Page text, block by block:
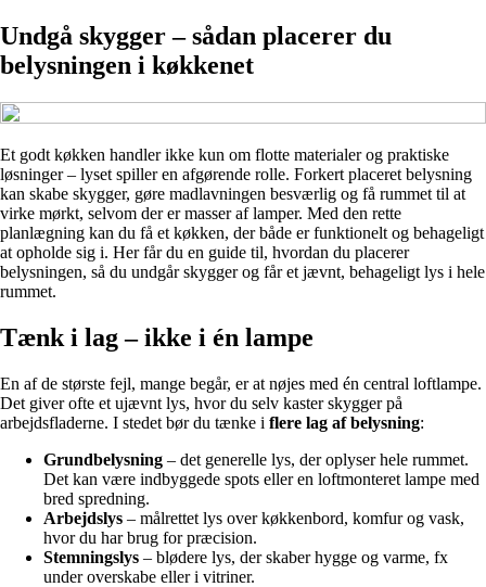
Undgå skygger – sådan placerer du
belysningen i køkkenet
Et godt køkken handler ikke kun om flotte materialer og praktiske
løsninger – lyset spiller en afgørende rolle. Forkert placeret belysning
kan skabe skygger, gøre madlavningen besværlig og få rummet til at
virke mørkt, selvom der er masser af lamper. Med den rette
planlægning kan du få et køkken, der både er funktionelt og behageligt
at opholde sig i. Her får du en guide til, hvordan du placerer
belysningen, så du undgår skygger og får et jævnt, behageligt lys i hele
rummet.
Tænk i lag – ikke i én lampe
En af de største fejl, mange begår, er at nøjes med én central loftlampe.
Det giver ofte et ujævnt lys, hvor du selv kaster skygger på
arbejdsfladerne. I stedet bør du tænke i flere lag af belysning:
Grundbelysning – det generelle lys, der oplyser hele rummet.
Det kan være indbyggede spots eller en loftmonteret lampe med
bred spredning.
Arbejdslys – målrettet lys over køkkenbord, komfur og vask,
hvor du har brug for præcision.
Stemningslys – blødere lys, der skaber hygge og varme, fx
under overskabe eller i vitriner.